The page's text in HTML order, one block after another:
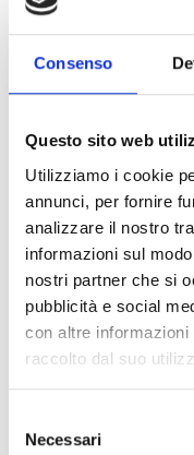
Consenso
Questo sito web
Utilizziamo i cookie
annunci, per fornire
analizzare il nostro
informazioni sul
nostri partner che si
pubblicità e social
con altre
raccolto dal suo
delNecessari
internazionali
internazionali di
(sia che sia
purché siano
condizioni previste
Per poter
richiedenti devono
dell’UE, Paesi
reddito basso o
degli Allegati
Salvo diversa
specifiche del
che costituiscono
indipendenti tra